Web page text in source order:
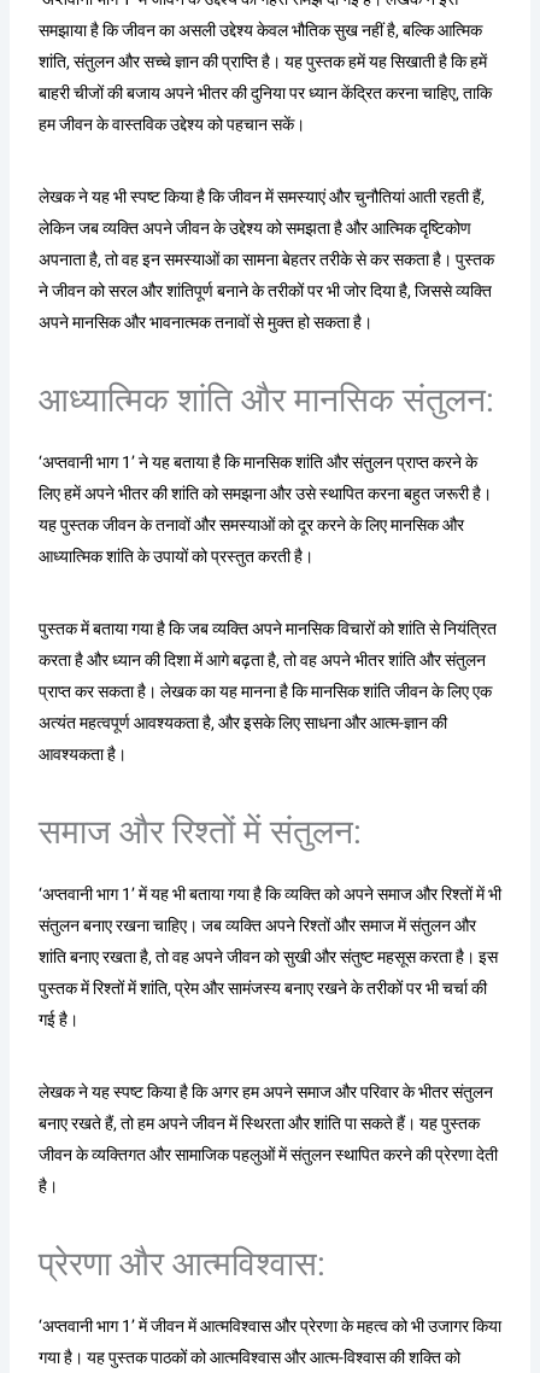
समझाया है कि जीवन का असली उद्देश्य केवल भौतिक सुख नहीं है, बल्कि आत्मिक
शांति, संतुलन और सच्चे ज्ञान की प्राप्ति है। यह पुस्तक हमें यह सिखाती है कि हमें
बाहरी चीजों की बजाय अपने भीतर की दुनिया पर ध्यान केंद्रित करना चाहिए, ताकि
हम जीवन के वास्तविक उद्देश्य को पहचान सकें।
लेखक ने यह भी स्पष्ट किया है कि जीवन में समस्याएं और चुनौतियां आती रहती हैं,
लेकिन जब व्यक्ति अपने जीवन के उद्देश्य को समझता है और आत्मिक दृष्टिकोण
अपनाता है, तो वह इन समस्याओं का सामना बेहतर तरीके से कर सकता है। पुस्तक
ने जीवन को सरल और शांतिपूर्ण बनाने के तरीकों पर भी जोर दिया है, जिससे व्यक्ति
अपने मानसिक और भावनात्मक तनावों से मुक्त हो सकता है।
आध्यात्मिक शांति और मानसिक संतुलन:
‘अप्तवानी भाग 1’ ने यह बताया है कि मानसिक शांति और संतुलन प्राप्त करने के
लिए हमें अपने भीतर की शांति को समझना और उसे स्थापित करना बहुत जरूरी है।
यह पुस्तक जीवन के तनावों और समस्याओं को दूर करने के लिए मानसिक और
आध्यात्मिक शांति के उपायों को प्रस्तुत करती है।
पुस्तक में बताया गया है कि जब व्यक्ति अपने मानसिक विचारों को शांति से नियंत्रित
करता है और ध्यान की दिशा में आगे बढ़ता है, तो वह अपने भीतर शांति और संतुलन
प्राप्त कर सकता है। लेखक का यह मानना है कि मानसिक शांति जीवन के लिए एक
अत्यंत महत्वपूर्ण आवश्यकता है, और इसके लिए साधना और आत्म-ज्ञान की
आवश्यकता है।
समाज और रिश्तों में संतुलन:
‘अप्तवानी भाग 1’ में यह भी बताया गया है कि व्यक्ति को अपने समाज और रिश्तों में भी
संतुलन बनाए रखना चाहिए। जब व्यक्ति अपने रिश्तों और समाज में संतुलन और
शांति बनाए रखता है, तो वह अपने जीवन को सुखी और संतुष्ट महसूस करता है। इस
पुस्तक में रिश्तों में शांति, प्रेम और सामंजस्य बनाए रखने के तरीकों पर भी चर्चा की
गई है।
लेखक ने यह स्पष्ट किया है कि अगर हम अपने समाज और परिवार के भीतर संतुलन
बनाए रखते हैं, तो हम अपने जीवन में स्थिरता और शांति पा सकते हैं। यह पुस्तक
जीवन के व्यक्तिगत और सामाजिक पहलुओं में संतुलन स्थापित करने की प्रेरणा देती
है।
प्रेरणा और आत्मविश्वास:
‘अप्तवानी भाग 1’ में जीवन में आत्मविश्वास और प्रेरणा के महत्व को भी उजागर किया
गया है। यह पुस्तक पाठकों को आत्मविश्वास और आत्म-विश्वास की शक्ति को